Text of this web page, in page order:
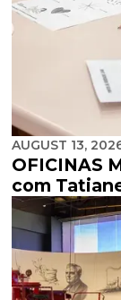
AUGUST 13,
OFICINAS
com